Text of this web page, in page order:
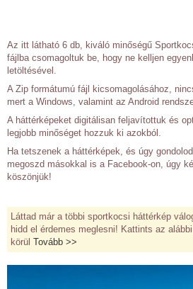
Az itt látható 6 db, kiváló minőségű
fájlba csomagoltuk be, hogy ne kelljen
letöltésével.
A Zip formátumú fájl kicsomagolásához,
mert a Windows, valamint az Android
A háttérképeket digitálisan feljavítottuk és
legjobb minőséget hozzuk ki azokból.
Ha tetszenek a háttérképek, és úgy
megoszd másokkal is a Facebook-on, úgy
köszönjük!
Láttad már a többi sportkocsi háttérkép
hidd el érdemes meglesni! Kattints az
körül Tovább >>